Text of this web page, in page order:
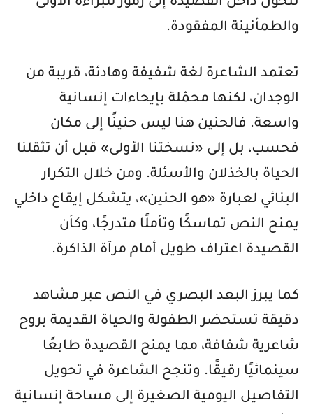
والطمأنينة المفقودة.
تعتمد الشاعرة لغة شفيفة وهادئة، قريبة من
الوجدان، لكنها محمّلة بإيحاءات إنسانية
واسعة. فالحنين هنا ليس حنينًا إلى مكان
فحسب، بل إلى «نسختنا الأولى» قبل أن تثقلنا
الحياة بالخذلان والأسئلة. ومن خلال التكرار
البنائي لعبارة «هو الحنين»، يتشكل إيقاع داخلي
يمنح النص تماسكًا وتأملًا متدرجًا، وكأن
القصيدة اعتراف طويل أمام مرآة الذاكرة.
كما يبرز البعد البصري في النص عبر مشاهد
دقيقة تستحضر الطفولة والحياة القديمة بروح
شاعرية شفافة، مما يمنح القصيدة طابعًا
سينمائيًا رقيقًا. وتنجح الشاعرة في تحويل
التفاصيل اليومية الصغيرة إلى مساحة إنسانية